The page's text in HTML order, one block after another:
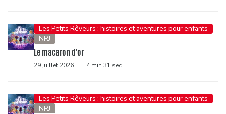
Les Petits Rêveurs : histoires et aventures pour enfants
NRJ
Le macaron d'or
29 juillet 2026 | 4 min 31 sec
Les Petits Rêveurs : histoires et aventures pour enfants
NRJ